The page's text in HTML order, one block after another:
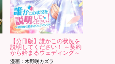
【分冊版】誰かこの状況を
説明してください！ ～契約
から始まるウェディング～
漫画：木野咲カズラ